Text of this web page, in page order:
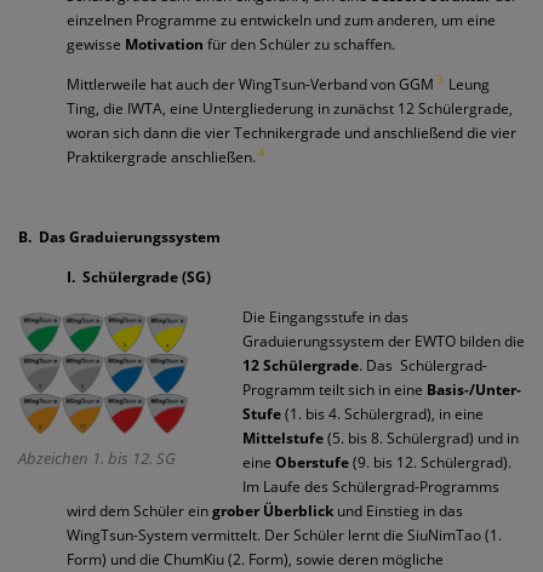
einzelnen Programme zu entwickeln und zum anderen, um eine
gewisse Motivation für den Schüler zu schaffen.
Mittlerweile hat auch der WingTsun-Verband von GGM 3 Leung
Ting, die IWTA, eine Untergliederung in zunächst 12 Schülergrade,
woran sich dann die vier Technikergrade und anschließend die vier
Praktikergrade anschließen. 4
B. Das Graduierungssystem
I. Schülergrade (SG)
Abzeichen 1. bis 12. SG
Die Eingangsstufe in das
Graduierungssystem der EWTO bilden die
12 Schülergrade. Das Schülergrad-
Programm teilt sich in eine Basis-/Unter-
Stufe(1. bis 4. Schülergrad), in eine
Mittelstufe(5. bis 8. Schülergrad) und in
eine Oberstufe(9. bis 12. Schülergrad).
Im Laufe des Schülergrad-Programms
wird dem Schüler eingrober Überblick und Einstieg in das
WingTsun-System vermittelt. Der Schüler lernt die SiuNimTao (1.
Form) und die ChumKiu (2. Form), sowie deren mögliche